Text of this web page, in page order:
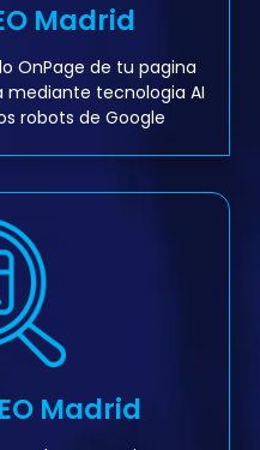
Madrid
OnPage de tu pagina
tecnologia AI
robots de Google
Madrid